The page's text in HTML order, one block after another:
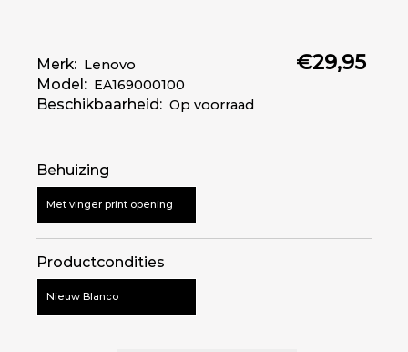
Merk: Lenovo
Model: EA169000100
Beschikbaarheid: Op voorraad
€29,95
Behuizing
Met vinger print opening
Productcondities
Nieuw Blanco